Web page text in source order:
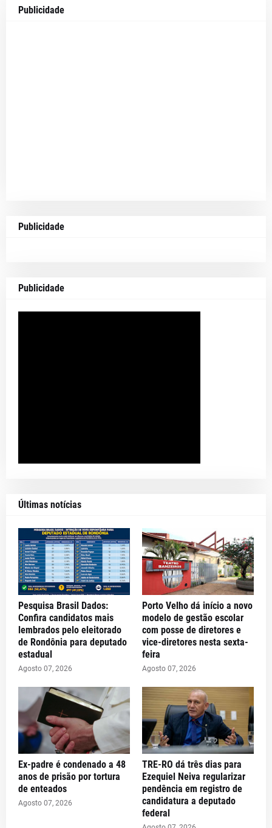
Publicidade
Publicidade
Publicidade
Últimas notícias
Pesquisa Brasil Dados:
Confira candidatos mais
lembrados pelo eleitorado
de Rondônia para deputado
estadual
Agosto 07, 2026
Porto Velho dá início a novo
modelo de gestão escolar
com posse de diretores e
vice-diretores nesta sexta-
feira
Agosto 07, 2026
Ex-padre é condenado a 48
anos de prisão por tortura
de enteados
Agosto 07, 2026
TRE-RO dá três dias para
Ezequiel Neiva regularizar
pendência em registro de
candidatura a deputado
federal